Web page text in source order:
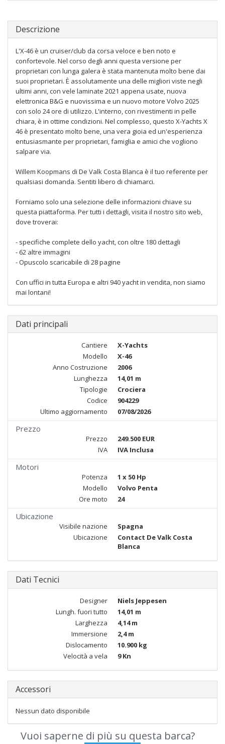
Descrizione
L'X-46 è un cruiser/club da corsa veloce e ben noto e
confortevole. Nel corso degli anni questa versione per
proprietari con lunga galera è stata mantenuta molto bene dai
suoi proprietari. È assolutamente una delle migliori viste negli
ultimi anni, con vele laminate 2021 appena usate, nuova
elettronica B&G e nuovissima e un nuovo motore Volvo 2025
con solo 24 ore di utilizzo. L'interno, con rivestimenti in pelle
chiara, è in ottime condizioni. Nel complesso, questo X-Yachts X
46 è presentato molto bene, una vera gioia ed un'esperienza
entusiasmante per proprietari, famiglia e amici che vogliono
salpare via.
Willem Koopmans di De Valk Costa Blanca è il tuo referente per
qualsiasi domanda. Sentiti libero di chiamarci.
Forniamo solo una selezione delle informazioni chiave su
questa piattaforma. Per tutti i dettagli, visita il nostro sito web,
dove troverai:
- specifiche complete dello yacht, con oltre 180 dettagli
- 62 altre immagini
- Opuscolo scaricabile di 28 pagine
Con uffici in tutta Europa e altri 940 yacht in vendita, non siamo
mai lontani!
Dati principali
Cantiere
X-Yachts
Modello
X-46
Anno Costruzione
2006
Lunghezza
14,01 m
Tipologie
Crociera
Codice
904229
Ultimo aggiornamento
07/08/2026
Prezzo
Prezzo
249.500 EUR
IVA
IVA Inclusa
Motori
Potenza
1 x 50 Hp
Modello
Volvo Penta
Ore moto
24
Ubicazione
Visibile nazione
Spagna
Ubicazione
Contact De Valk Costa
Blanca
Dati Tecnici
Designer
Niels Jeppesen
Lungh. fuori tutto
14,01 m
Larghezza
4,14 m
Immersione
2,4 m
Dislocamento
10.900 kg
Velocità a vela
9 Kn
Accessori
Nessun dato disponibile
Vuoi saperne di più su questa barca?